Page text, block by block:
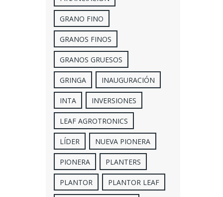
GRANO FINO
GRANOS FINOS
GRANOS GRUESOS
GRINGA INAUGURACIÓN
INTA INVERSIONES
LEAF AGROTRONICS
LÍDER NUEVA PIONERA
PIONERA PLANTERS
PLANTOR PLANTOR LEAF